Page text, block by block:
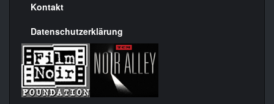
Kontakt
Datenschutzerklärung